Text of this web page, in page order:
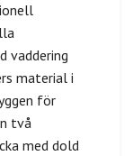
vaddering
material i
för
två
med dold